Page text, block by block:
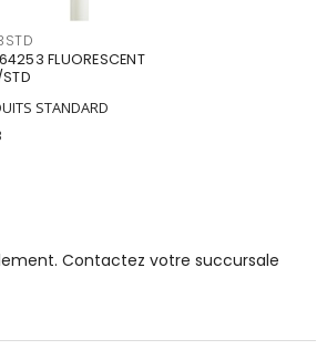
FLUORESCENT
STANDARD
Contactez votre succursale